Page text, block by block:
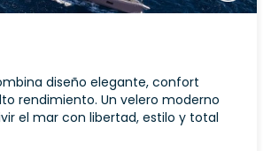
diseño elegante, confort
rendimiento. Un velero moderno
el mar con libertad, estilo y total